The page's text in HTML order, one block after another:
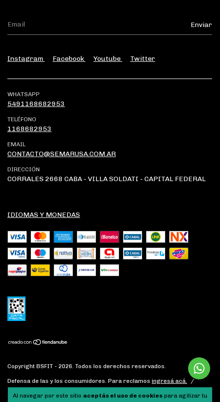
Al navegar por este sitio aceptás el uso de cookies para agilizar tu
Instagram Facebook Youtube Twitter
WHATSAPP
5491168682953
TELÉFONO
1168682953
EMAIL
CONTACTO@SEMARUSA.COM.AR
DIRECCIÓN
CORRALES 2668 CABA - VILLA SOLDATI - CAPITAL FEDERAL
IDIOMAS Y MONEDAS
Copyright BSFIT - 2026. Todos los derechos reservados.
Defensa de las y los consumidores. Para reclamos ingresá acá.
/